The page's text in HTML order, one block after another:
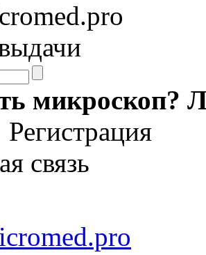
микроскоп?
Регистрация
связь